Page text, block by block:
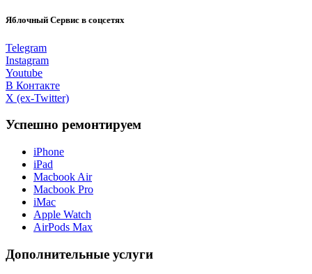
Яблочный Сервис в соцсетях
Telegram
Instagram
Youtube
В Контакте
X (ex-Twitter)
Успешно ремонтируем
iPhone
iPad
Macbook Air
Macbook Pro
iMac
Apple Watch
AirPods Max
Дополнительные услуги